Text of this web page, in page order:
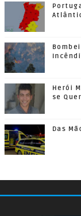
Herói
se
Das